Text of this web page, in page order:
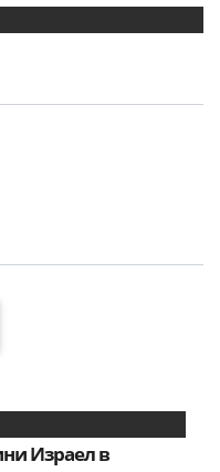
Израел в